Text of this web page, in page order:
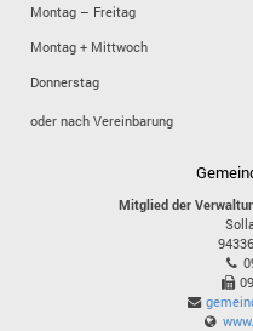
Montag – Freitag
Montag + Mittwoch
Donnerstag
oder nach Vereinbarung
Mitglied der
94336